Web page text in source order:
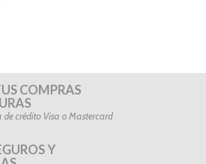
COMPRAS
crédito Visa o Mastercard
Y